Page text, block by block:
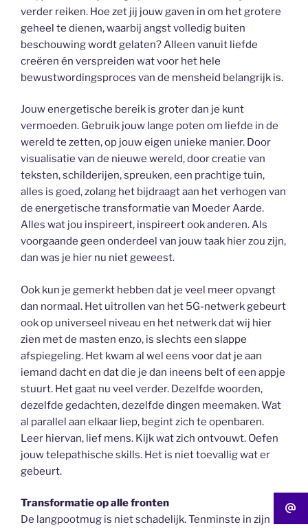
verder reiken. Hoe zet jij jouw gaven in om het grotere
geheel te dienen, waarbij angst volledig buiten
beschouwing wordt gelaten? Alleen vanuit liefde
creëren én verspreiden wat voor het hele
bewustwordingsproces van de mensheid belangrijk is.
Jouw energetische bereik is groter dan je kunt
vermoeden. Gebruik jouw lange poten om liefde in de
wereld te zetten, op jouw eigen unieke manier. Door
visualisatie van de nieuwe wereld, door creatie van
teksten, schilderijen, spreuken, een prachtige tuin,
alles is goed, zolang het bijdraagt aan het verhogen van
de energetische transformatie van Moeder Aarde.
Alles wat jou inspireert, inspireert ook anderen. Als
voorgaande geen onderdeel van jouw taak hier zou zijn,
dan was je hier nu niet geweest.
Ook kun je gemerkt hebben dat je veel meer opvangt
dan normaal. Het uitrollen van het 5G-netwerk gebeurt
ook op universeel niveau en het netwerk dat wij hier
zien met de masten enzo, is slechts een slappe
afspiegeling. Het kwam al wel eens voor dat je aan
iemand dacht en dat die je dan ineens belt of een appje
stuurt. Het gaat nu veel verder. Dezelfde woorden,
dezelfde gedachten, dezelfde dingen meemaken. Wat
al parallel aan elkaar liep, begint zich te openbaren.
Leer hiervan, lief mens. Kijk wat zich ontvouwt. Oefen
jouw telepathische skills. Het is niet toevallig wat er
gebeurt.
Transformatie op alle fronten
De langpootmug is niet schadelijk. Tenminste in zijn